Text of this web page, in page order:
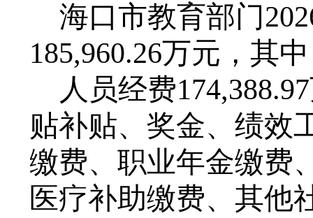
海口市教育部门
185,960.26万元，其
人员经费174,388.97
贴补贴、奖金、绩效
缴费、职业年金缴费
医疗补助缴费、其他